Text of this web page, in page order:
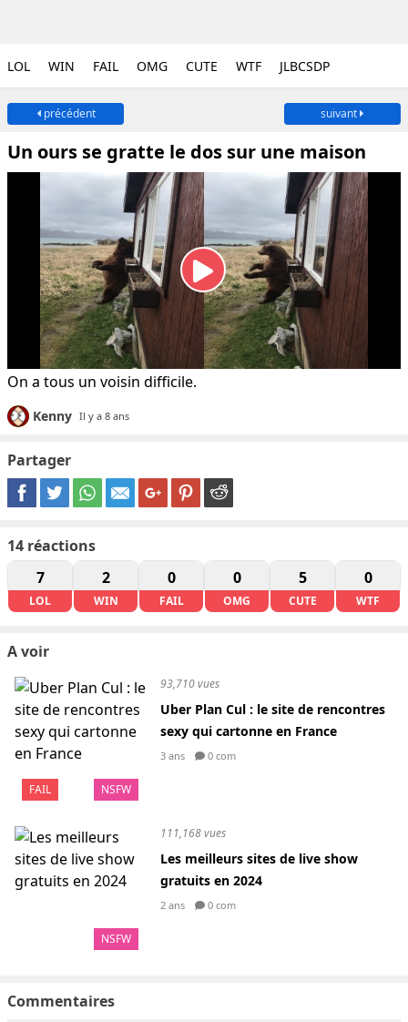
LOL WIN FAIL OMG CUTE WTF JLBCSDP
précédent suivant
Un ours se gratte le dos sur une maison
On a tous un voisin difficile.
Kenny Il y a 8 ans
Partager
14 réactions
7
LOL
2
WIN
0
FAIL
0
OMG
5
CUTE
0
WTF
A voir
FAIL NSFW
93,710 vues
Uber Plan Cul : le site de rencontres
sexy qui cartonne en France
3 ans 0 com
NSFW
111,168 vues
Les meilleurs sites de live show
gratuits en 2024
2 ans 0 com
Commentaires